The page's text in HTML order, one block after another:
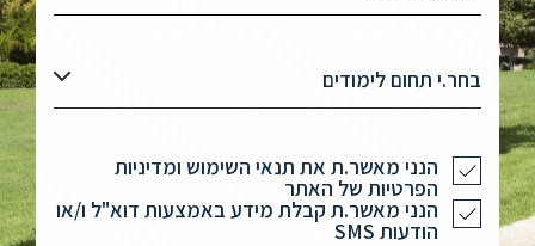
בחר.י תחום לימודים
הנני מאשר.ת את תנאי השימוש ומדיניות
הפרטיות של האתר
הנני מאשר.ת קבלת מידע באמצעות דוא"ל ו/או
הודעות SMS